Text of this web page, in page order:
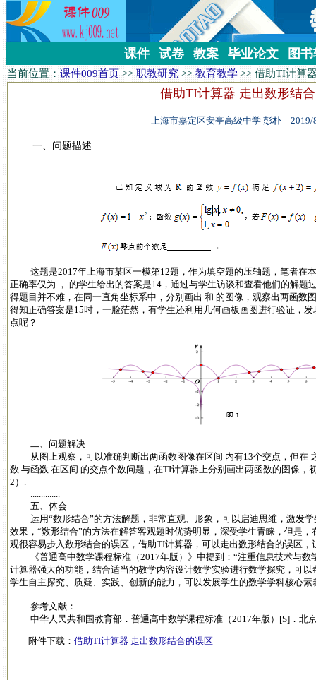
课件 试卷 教案 毕业论文 图
当前位置：课件009首页>>职教研究>>教育教学>>借助TI计算
借助TI计算器 走出数形结
上海市嘉定区安亭高级中学 彭朴 2019/
一、问题描述
这题是2017年上海市某区一模第12题，作为填空题的压轴题，笔者在
正确率仅为 ， 的学生给出的答案是14，通过与学生访谈和查看他们的解题
得题目并不难，在同一直角坐标系中，分别画出 和 的图像，观察出两函数
得知正确答案是15时，一脸茫然，有学生还利用几何画板画图进行验证，
点呢？
二、问题解决
从图上观察，可以准确判断出两函数图像在区间 内有13个交点，但在
数 与函数 在区间 的交点个数问题，在TI计算器上分别画出两函数的图像，
2）.
..............
五、体会
运用“数形结合”的方法解题，非常直观、形象，可以启迪思维，激发学
效果，“数形结合”的方法在解答客观题时优势明显，深受学生青睐，但是
观很容易步入数形结合的误区，借助TI计算器，可以走出数形结合的误区，
《普通高中数学课程标准（2017年版）》中提到：“注重信息技术与数
计算器强大的功能，结合适当的教学内容设计数学实验进行数学探究，可
学生自主探究、质疑、实践、创新的能力，可以发展学生的数学学科核心
参考文献：
中华人民共和国教育部．普通高中数学课程标准（2017年版）[S]．北
附件下载： 借助TI计算器 走出数形结合的误区